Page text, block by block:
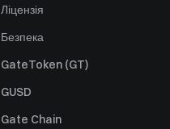
Ліцензія
Безпека
GateToken (GT)
GUSD
Gate Chain